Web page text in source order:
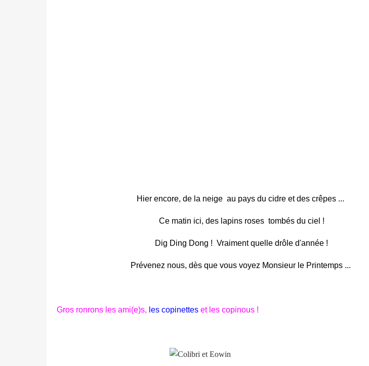
Hier encore, de la neige au pays du cidre et des crêpes ...
Ce matin ici, des lapins roses tombés du ciel !
Dig Ding Dong ! Vraiment quelle drôle d'année !
Prévenez nous, dès que vous voyez Monsieur le Printemps ...
Gros ronrons les ami(e)s, les copinettes et les copinous !